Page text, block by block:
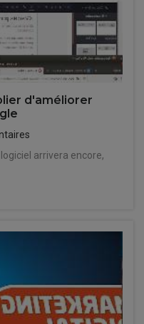
d'améliorer
arrivera encore,